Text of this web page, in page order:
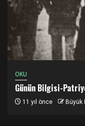
OKU
Günün Bilgisi-
11 yıl önce Büyük